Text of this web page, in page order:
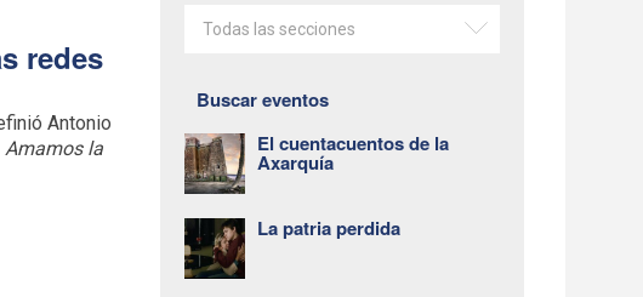
redes
Antonio
Amamos la
Todas las secciones
Buscar eventos
El cuentacuentos de la
Axarquía
La patria perdida